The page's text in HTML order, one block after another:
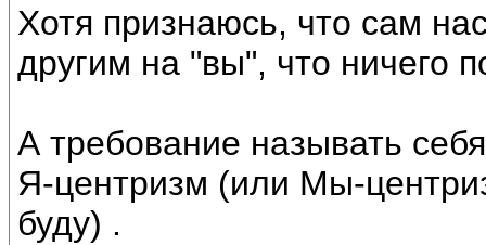
Хотя признаюсь, что сам
другим на "вы", что ничего
А требование называть
Я-центризм (или Мы-
буду) .